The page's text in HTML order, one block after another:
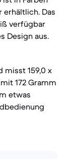
erhältlich. Das
verfügbar
Design aus.
misst 159,0 x
172 Gramm
etwas